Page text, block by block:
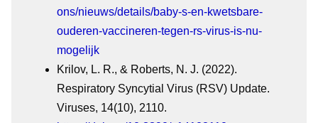
ons/nieuws/details/baby-s-en-kwetsbare-
ouderen-vaccineren-tegen-rs-virus-is-nu-
mogelijk
Krilov, L. R., & Roberts, N. J. (2022).
Respiratory Syncytial Virus (RSV) Update.
Viruses, 14(10), 2110.